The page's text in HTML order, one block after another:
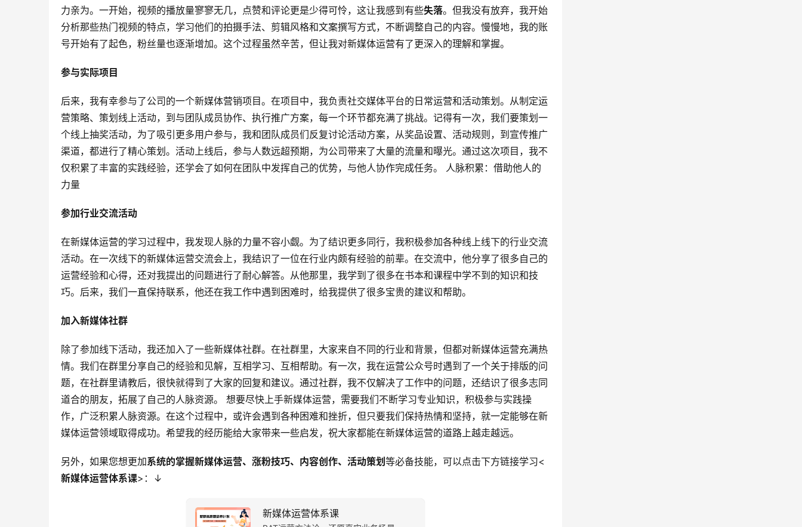
力亲为。一开始，视频的播放量寥寥无几，点赞和评论更是少得可怜，这让我感到有些失落。但我没有放弃，我开始
分析那些热门视频的特点，学习他们的拍摄手法、剪辑风格和文案撰写方式，不断调整自己的内容。慢慢地，我的账
号开始有了起色，粉丝量也逐渐增加。这个过程虽然辛苦，但让我对新媒体运营有了更深入的理解和掌握。
参与实际项目
后来，我有幸参与了公司的一个新媒体营销项目。在项目中，我负责社交媒体平台的日常运营和活动策划。从制定运
营策略、策划线上活动，到与团队成员协作、执行推广方案，每一个环节都充满了挑战。记得有一次，我们要策划一
个线上抽奖活动，为了吸引更多用户参与，我和团队成员们反复讨论活动方案，从奖品设置、活动规则，到宣传推广
渠道，都进行了精心策划。活动上线后，参与人数远超预期，为公司带来了大量的流量和曝光。通过这次项目，我不
仅积累了丰富的实践经验，还学会了如何在团队中发挥自己的优势，与他人协作完成任务。 人脉积累：借助他人的
力量
参加行业交流活动
在新媒体运营的学习过程中，我发现人脉的力量不容小觑。为了结识更多同行，我积极参加各种线上线下的行业交流
活动。在一次线下的新媒体运营交流会上，我结识了一位在行业内颇有经验的前辈。在交流中，他分享了很多自己的
运营经验和心得，还对我提出的问题进行了耐心解答。从他那里，我学到了很多在书本和课程中学不到的知识和技
巧。后来，我们一直保持联系，他还在我工作中遇到困难时，给我提供了很多宝贵的建议和帮助。
加入新媒体社群
除了参加线下活动，我还加入了一些新媒体社群。在社群里，大家来自不同的行业和背景，但都对新媒体运营充满热
情。我们在群里分享自己的经验和见解，互相学习、互相帮助。有一次，我在运营公众号时遇到了一个关于排版的问
题，在社群里请教后，很快就得到了大家的回复和建议。通过社群，我不仅解决了工作中的问题，还结识了很多志同
道合的朋友，拓展了自己的人脉资源。 想要尽快上手新媒体运营，需要我们不断学习专业知识，积极参与实践操
作，广泛积累人脉资源。在这个过程中，或许会遇到各种困难和挫折，但只要我们保持热情和坚持，就一定能够在新
媒体运营领域取得成功。希望我的经历能给大家带来一些启发，祝大家都能在新媒体运营的道路上越走越远。
另外，如果您想更加系统的掌握新媒体运营、涨粉技巧、内容创作、活动策划等必备技能，可以点击下方链接学习<
新媒体运营体系课>：↓
新媒体运营体系课